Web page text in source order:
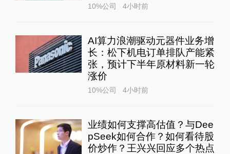
10%公司 4小时前
AI算力浪潮驱动元器件业务增
长：松下机电订单排队产能紧
张，预计下半年原材料新一轮
涨价
10%公司 4小时前
业绩如何支撑高估值？与Dee
pSeek如何合作？如何看待股
价炒作？王兴兴回应多个热点